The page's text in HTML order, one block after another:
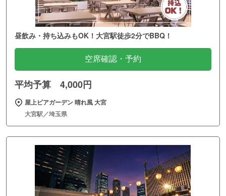
昼飲み・持ち込みもOK！大宮駅徒歩2分でBBQ！
空席確認・予約
平均予算 4,000円
屋上ビアガーデン 晴れ風 大宮
大宮駅／埼玉県